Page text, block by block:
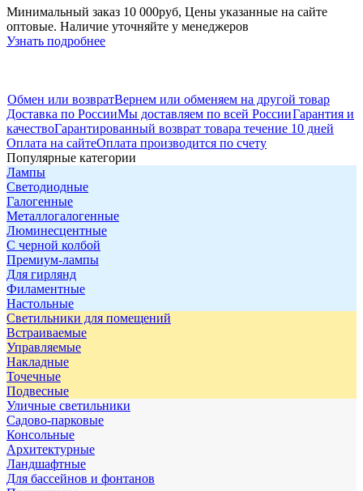
Минимальный заказ 10 000руб, Цены указанные на сайте
оптовые. Наличие уточняйте у менеджеров
Узнать подробнее
Обмен или возвратВернем или обменяем на другой товар
Доставка по РоссииМы доставляем по всей РоссииГарантия и
качествоГарантированный возврат товара течение 10 дней
Оплата на сайтеОплата производится по счету
Популярные категории
Лампы
Светодиодные
Галогенные
Металлогалогенные
Люминесцентные
С черной колбой
Премиум-лампы
Для гирлянд
Филаментные
Настольные
Светильники для помещений
Встраиваемые
Управляемые
Накладные
Точечные
Подвесные
Уличные светильники
Садово-парковые
Консольные
Архитектурные
Ландшафтные
Для бассейнов и фонтанов